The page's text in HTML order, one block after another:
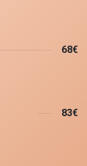
68€
83€